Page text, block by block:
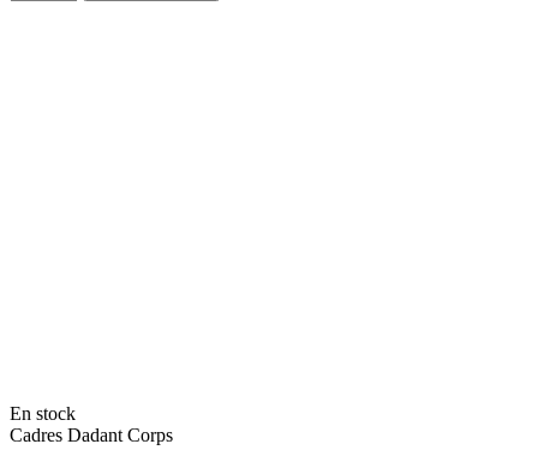
En stock
Cadres Dadant Corps